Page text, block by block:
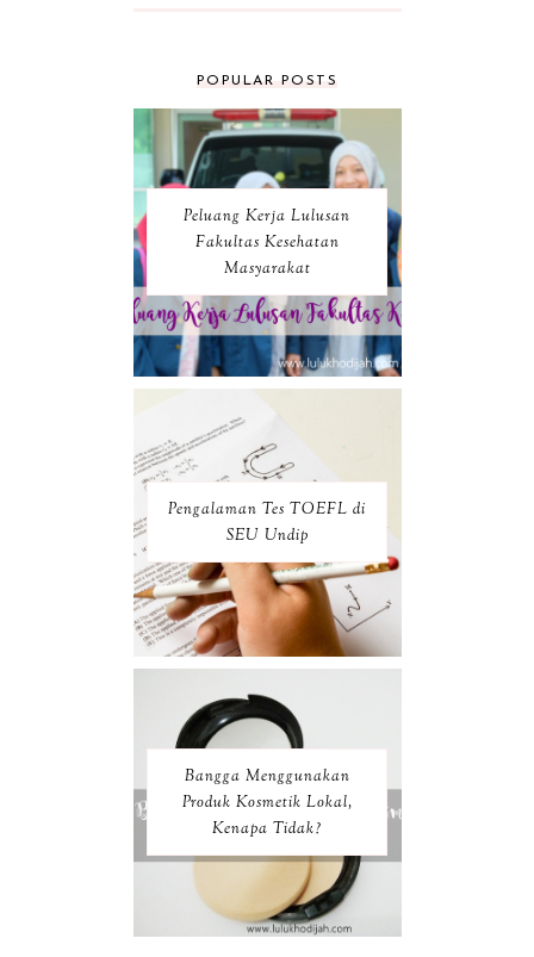
POPULAR POSTS
Peluang Kerja Lulusan
Fakultas Kesehatan
Masyarakat
Pengalaman Tes TOEFL di
SEU Undip
Bangga Menggunakan
Produk Kosmetik Lokal,
Kenapa Tidak?